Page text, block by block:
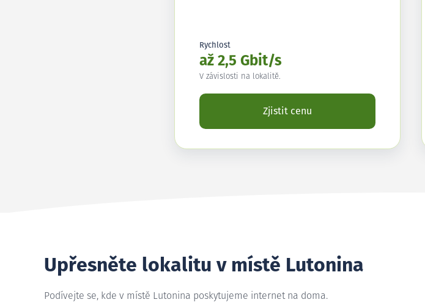
Rychlost
až 2,5 Gbit/s
V závislosti na lokalitě.
Zjistit cenu
Upřesněte lokalitu v místě Lutonina
Podívejte se, kde v místě Lutonina poskytujeme internet na doma.